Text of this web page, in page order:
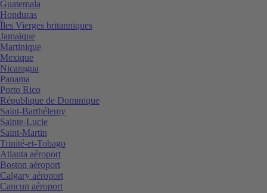
Guatemala
Honduras
Îles Vierges britanniques
Jamaïque
Martinique
Mexique
Nicaragua
Panama
Porto Rico
République de Dominique
Saint-Barthélemy
Sainte-Lucie
Saint-Martin
Trinité-et-Tobago
Atlanta aéroport
Boston aéroport
Calgary aéroport
Cancun aéroport